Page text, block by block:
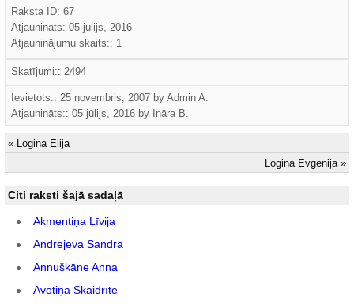
Raksta ID: 67
Atjaunināts: 05 jūlijs, 2016
Atjauninājumu skaits:: 1
Skatījumi:: 2494
Ievietots:: 25 novembris, 2007 by Admin A.
Atjaunināts:: 05 jūlijs, 2016 by Ināra B.
«
Logina Elija
Logina Evgenija »
Citi raksti šajā sadaļā
Akmentiņa Līvija
Andrejeva Sandra
Annuškāne Anna
Avotiņa Skaidrīte